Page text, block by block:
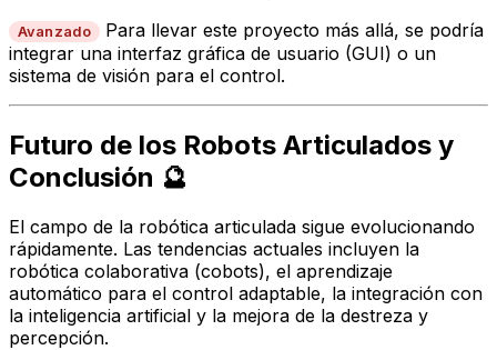
Avanzado
Para llevar este proyecto más allá, se podría
integrar una interfaz gráfica de usuario (GUI) o un
sistema de visión para el control.
Futuro de los Robots Articulados y
Conclusión 🔮
El campo de la robótica articulada sigue evolucionando
rápidamente. Las tendencias actuales incluyen la
robótica colaborativa (cobots), el aprendizaje
automático para el control adaptable, la integración con
la inteligencia artificial y la mejora de la destreza y
percepción.